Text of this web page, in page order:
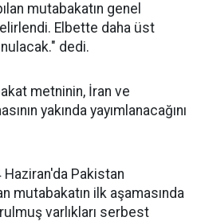
mutabakatın genel
Elbette daha üst
dedi.
metninin, İran ve
yakında yayımlanacağını
Haziran'da Pakistan
mutabakatın ilk aşamasında
varlıkları serbest